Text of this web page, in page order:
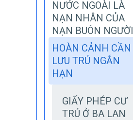
NƯỚC NGOÀI LÀ
NẠN NHÂN CỦA
NẠN BUÔN NGƯỜI
HOÀN CẢNH CẦN
LƯU TRÚ NGẮN
HẠN
GIẤY PHÉP CƯ
TRÚ Ở BA LAN